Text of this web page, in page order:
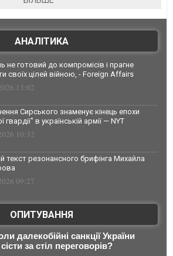
АНАЛІТИКА
не готовий до компромісів і прагне
своїх цілей війною, - Foreign Affairs
13:02
Сирського знаменує кінець епохи
гвардії" в українській армії — NYT
10:32
текст резонансного брифінга Михайла
09:27
ОПИТУВАННЯ
далекобійні санкції України
за стіл переговорів?